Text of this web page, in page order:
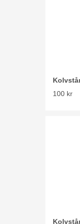
100 kr